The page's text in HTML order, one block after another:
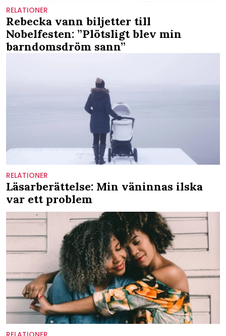
RELATIONER
Rebecka vann biljetter till
Nobelfesten: ”Plötsligt blev min
barndomsdröm sann”
RELATIONER
Läsarberättelse: Min väninnas ilska
var ett problem